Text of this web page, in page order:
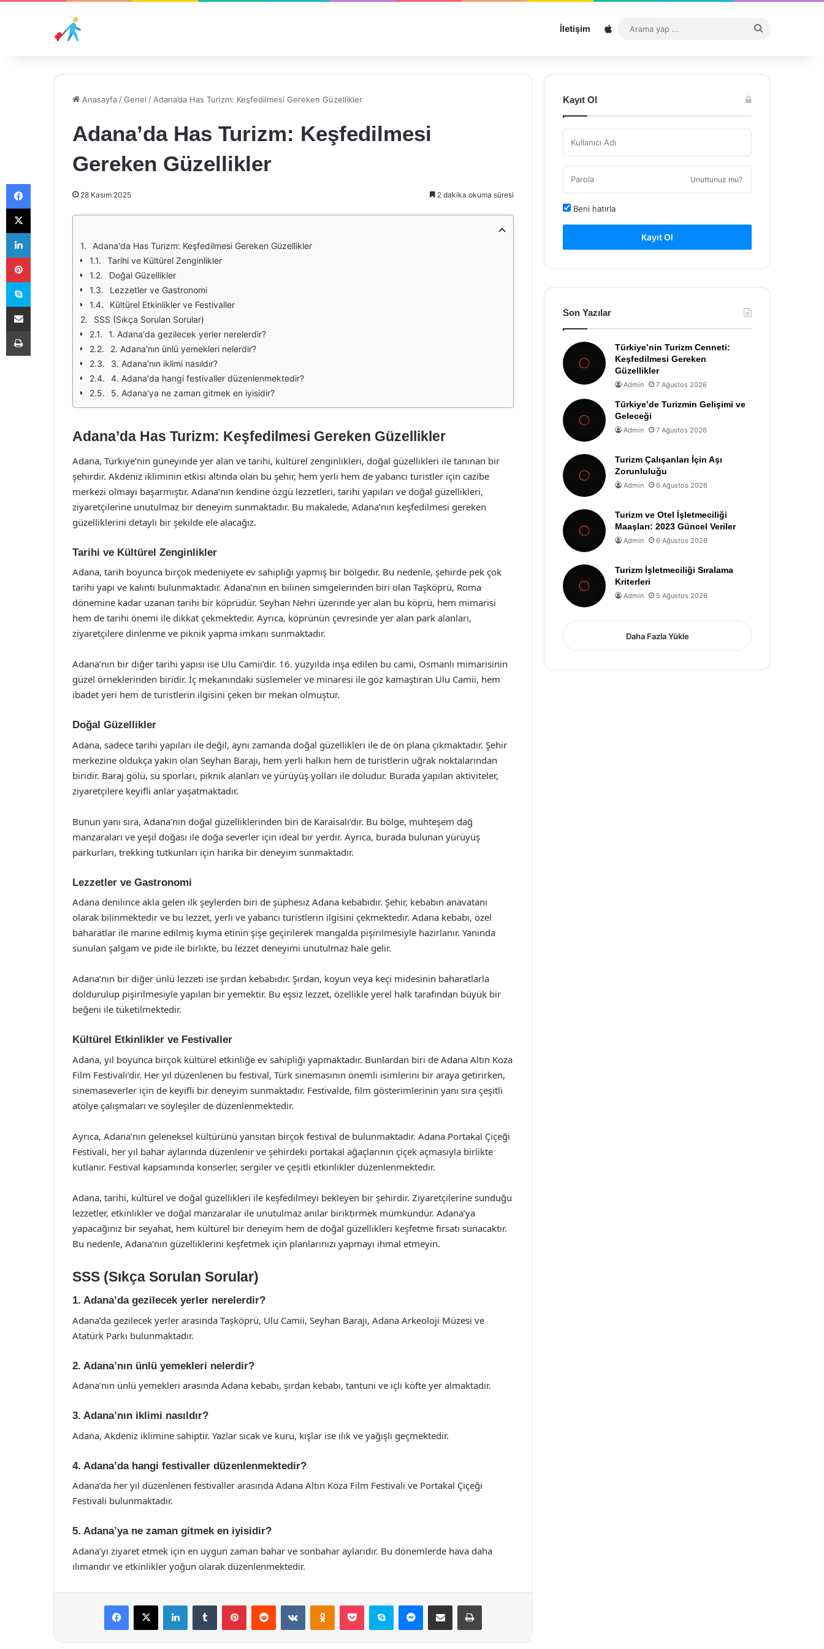
İletişim Sitemap
...
Anasayfa /Genel / Adana’da Has Turizm: Keşfedilmesi Gereken Güzellikler
Adana’da Has Turizm: Keşfedilmesi
Gereken Güzellikler
28 Kasım 2025 2 dakika okuma süresi
Adana'da Has Turizm: Keşfedilmesi Gereken Güzellikler
Tarihi ve Kültürel Zenginlikler
Doğal Güzellikler
Lezzetler ve Gastronomi
Kültürel Etkinlikler ve Festivaller
SSS (Sıkça Sorulan Sorular)
1. Adana'da gezilecek yerler nerelerdir?
2. Adana'nın ünlü yemekleri nelerdir?
3. Adana'nın iklimi nasıldır?
4. Adana'da hangi festivaller düzenlenmektedir?
5. Adana'ya ne zaman gitmek en iyisidir?
Adana’da Has Turizm: Keşfedilmesi Gereken Güzellikler
Adana, Türkiye’nin güneyinde yer alan ve tarihi, kültürel zenginlikleri, doğal güzellikleri ile tanınan bir
şehirdir. Akdeniz ikliminin etkisi altında olan bu şehir, hem yerli hem de yabancı turistler için cazibe
merkezi olmayı başarmıştır. Adana’nın kendine özgü lezzetleri, tarihi yapıları ve doğal güzellikleri,
ziyaretçilerine unutulmaz bir deneyim sunmaktadır. Bu makalede, Adana’nın keşfedilmesi gereken
güzelliklerini detaylı bir şekilde ele alacağız.
Tarihi ve Kültürel Zenginlikler
Adana, tarih boyunca birçok medeniyete ev sahipliği yapmış bir bölgedir. Bu nedenle, şehirde pek çok
tarihi yapı ve kalıntı bulunmaktadır. Adana’nın en bilinen simgelerinden biri olan Taşköprü, Roma
dönemine kadar uzanan tarihi bir köprüdür. Seyhan Nehri üzerinde yer alan bu köprü, hem mimarisi
hem de tarihi önemi ile dikkat çekmektedir. Ayrıca, köprünün çevresinde yer alan park alanları,
ziyaretçilere dinlenme ve piknik yapma imkanı sunmaktadır.
Adana’nın bir diğer tarihi yapısı ise Ulu Camii’dir. 16. yüzyılda inşa edilen bu cami, Osmanlı mimarisinin
güzel örneklerinden biridir. İç mekanındaki süslemeler ve minaresi ile göz kamaştıran Ulu Camii, hem
ibadet yeri hem de turistlerin ilgisini çeken bir mekan olmuştur.
Doğal Güzellikler
Adana, sadece tarihi yapıları ile değil, aynı zamanda doğal güzellikleri ile de ön plana çıkmaktadır. Şehir
merkezine oldukça yakın olan Seyhan Barajı, hem yerli halkın hem de turistlerin uğrak noktalarından
biridir. Baraj gölü, su sporları, piknik alanları ve yürüyüş yolları ile doludur. Burada yapılan aktiviteler,
ziyaretçilere keyifli anlar yaşatmaktadır.
Bunun yanı sıra, Adana’nın doğal güzelliklerinden biri de Karaisalı’dır. Bu bölge, muhteşem dağ
manzaraları ve yeşil doğası ile doğa severler için ideal bir yerdir. Ayrıca, burada bulunan yürüyüş
parkurları, trekking tutkunları için harika bir deneyim sunmaktadır.
Lezzetler ve Gastronomi
Adana denilince akla gelen ilk şeylerden biri de şüphesiz Adana kebabıdır. Şehir, kebabın anavatanı
olarak bilinmektedir ve bu lezzet, yerli ve yabancı turistlerin ilgisini çekmektedir. Adana kebabı, özel
baharatlar ile marine edilmiş kıyma etinin şişe geçirilerek mangalda pişirilmesiyle hazırlanır. Yanında
sunulan şalgam ve pide ile birlikte, bu lezzet deneyimi unutulmaz hale gelir.
Adana’nın bir diğer ünlü lezzeti ise şırdan kebabıdır. Şırdan, koyun veya keçi midesinin baharatlarla
doldurulup pişirilmesiyle yapılan bir yemektir. Bu eşsiz lezzet, özellikle yerel halk tarafından büyük bir
beğeni ile tüketilmektedir.
Kültürel Etkinlikler ve Festivaller
Adana, yıl boyunca birçok kültürel etkinliğe ev sahipliği yapmaktadır. Bunlardan biri de Adana Altın Koza
Film Festivali’dir. Her yıl düzenlenen bu festival, Türk sinemasının önemli isimlerini bir araya getirirken,
sinemaseverler için de keyifli bir deneyim sunmaktadır. Festivalde, film gösterimlerinin yanı sıra çeşitli
atölye çalışmaları ve söyleşiler de düzenlenmektedir.
Ayrıca, Adana’nın geleneksel kültürünü yansıtan birçok festival de bulunmaktadır. Adana Portakal Çiçeği
Festivali, her yıl bahar aylarında düzenlenir ve şehirdeki portakal ağaçlarının çiçek açmasıyla birlikte
kutlanır. Festival kapsamında konserler, sergiler ve çeşitli etkinlikler düzenlenmektedir.
Adana, tarihi, kültürel ve doğal güzellikleri ile keşfedilmeyi bekleyen bir şehirdir. Ziyaretçilerine sunduğu
lezzetler, etkinlikler ve doğal manzaralar ile unutulmaz anılar biriktirmek mümkündür. Adana’ya
yapacağınız bir seyahat, hem kültürel bir deneyim hem de doğal güzellikleri keşfetme fırsatı sunacaktır.
Bu nedenle, Adana’nın güzelliklerini keşfetmek için planlarınızı yapmayı ihmal etmeyin.
SSS (Sıkça Sorulan Sorular)
1. Adana’da gezilecek yerler nerelerdir?
Adana’da gezilecek yerler arasında Taşköprü, Ulu Camii, Seyhan Barajı, Adana Arkeoloji Müzesi ve
Atatürk Parkı bulunmaktadır.
2. Adana’nın ünlü yemekleri nelerdir?
Adana’nın ünlü yemekleri arasında Adana kebabı, şırdan kebabı, tantuni ve içli köfte yer almaktadır.
3. Adana’nın iklimi nasıldır?
Adana, Akdeniz iklimine sahiptir. Yazlar sıcak ve kuru, kışlar ise ılık ve yağışlı geçmektedir.
4. Adana’da hangi festivaller düzenlenmektedir?
Adana’da her yıl düzenlenen festivaller arasında Adana Altın Koza Film Festivali ve Portakal Çiçeği
Festivali bulunmaktadır.
5. Adana’ya ne zaman gitmek en iyisidir?
Adana’yı ziyaret etmek için en uygun zaman bahar ve sonbahar aylarıdır. Bu dönemlerde hava daha
ılımandır ve etkinlikler yoğun olarak düzenlenmektedir.
Facebook
X LinkedInTumblr PinterestReddit VKontakteOdnoklassniki
Pocket Skype Messenger
E-Posta ile paylaş Yazdır
Kayıt Ol
Unuttunuz mu?
Beni hatırla
Kayıt Ol
Son Yazılar
Türkiye’nin Turizm Cenneti:
Keşfedilmesi Gereken
Güzellikler
Admin 7 Ağustos 2026
Türkiye’de Turizmin Gelişimi ve
Geleceği
Admin 7 Ağustos 2026
Turizm Çalışanları İçin Aşı
Zorunluluğu
Admin 6 Ağustos 2026
Turizm ve Otel İşletmeciliği
Maaşları: 2023 Güncel Veriler
Admin 6 Ağustos 2026
Turizm İşletmeciliği Sıralama
Kriterleri
Admin 5 Ağustos 2026
Daha Fazla Yükle
Facebook
X
LinkedIn
Pinterest
Skype
E-Posta ile paylaş